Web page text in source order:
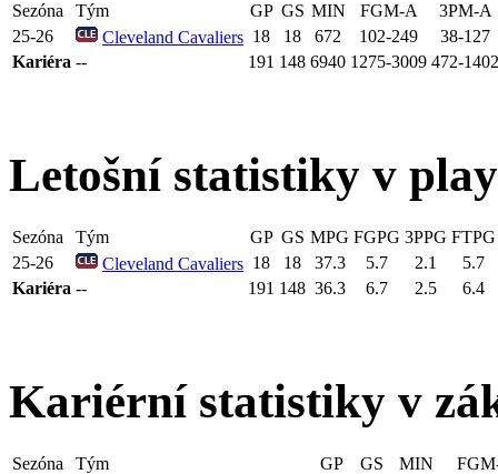
Sezóna Tým GP GS MIN FGM-A
3PM-A
25-26
Cleveland Cavaliers 18 18 672 102-249
38-127
Kariéra -- 191 148 6940 1275-3009 472-1402
Letošní statistiky v
Sezóna Tým GP GS MPG FGPG 3PPG FTPG
25-26
Cleveland Cavaliers 18 18 37.3 5.7 2.1
5.7
Kariéra -- 191 148 36.3 6.7 2.5 6.4
Kariérní statistiky v
Sezóna Tým GP GS MIN